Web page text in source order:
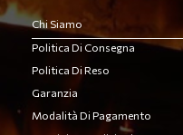
Chi Siamo
Politica Di Consegna
Politica Di Reso
Garanzia
Modalità Di Pagamento